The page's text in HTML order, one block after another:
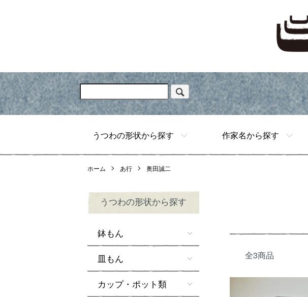
うつわの形状から探す 作家名から探す
ホーム あ行 奥田誠二
全3商品
うつわの形状から探す
鉢もん
皿もん
カップ・ポット類